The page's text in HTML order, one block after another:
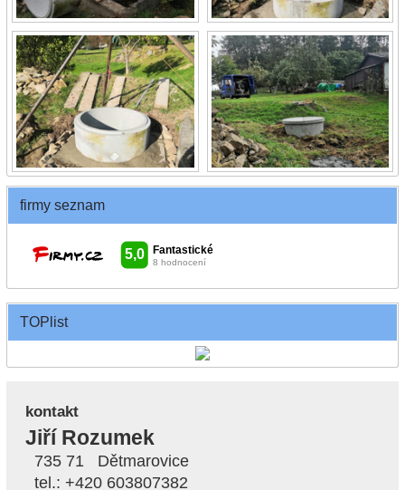
firmy seznam
TOPlist
kontakt
Jiří Rozumek
735 71 Dětmarovice
tel.: +420 603807382